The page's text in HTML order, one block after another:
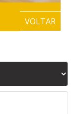
VOLTAR